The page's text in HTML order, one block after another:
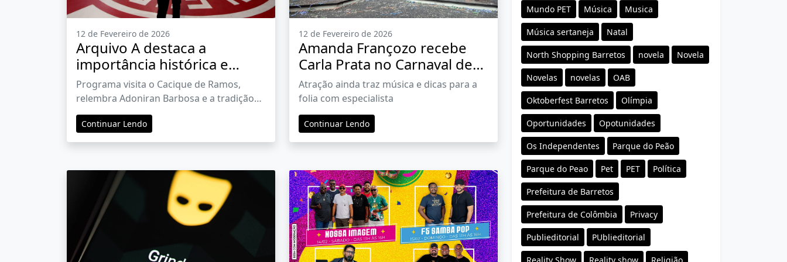
12 de Fevereiro de 2026
Arquivo A destaca a
importância histórica e
cultural do samba
Programa visita o Cacique de Ramos,
relembra Adoniran Barbosa e a tradição
das escolas de samba cariocas
Continuar Lendo
12 de Fevereiro de 2026
Amanda Françozo recebe
Carla Prata no Carnaval de
seu programa na TV
Aparecida
Atração ainda traz música e dicas para a
folia com especialista
Continuar Lendo
Mundo PET Música Musica
Música sertaneja Natal
North Shopping Barretos novela Novela
Novelas novelas OAB
Oktoberfest Barretos Olímpia
Oportunidades Opotunidades
Os Independentes Parque do Peão
Parque do Peao Pet PET Política
Prefeitura de Barretos
Prefeitura de Colômbia Privacy
Publieditorial PUblieditorial